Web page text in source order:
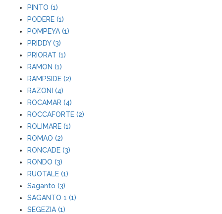
PINTO (1)
PODERE (1)
POMPEYA (1)
PRIDDY (3)
PRIORAT (1)
RAMON (1)
RAMPSIDE (2)
RAZONI (4)
ROCAMAR (4)
ROCCAFORTE (2)
ROLIMARE (1)
ROMAO (2)
RONCADE (3)
RONDO (3)
RUOTALE (1)
Saganto (3)
SAGANTO 1 (1)
SEGEZIA (1)